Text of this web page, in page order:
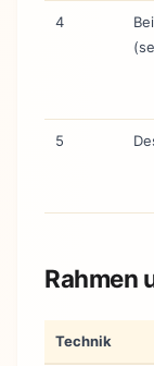
4
5
Rahmen
Technik